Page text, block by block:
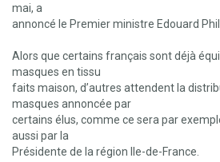
mai, a
annoncé le Premier ministre Edouard
Alors que certains français sont déjà
masques en tissu
faits maison, d’autres attendent la
masques annoncée par
certains élus, comme ce sera par
aussi par la
Présidente de la région Ile-de-France.